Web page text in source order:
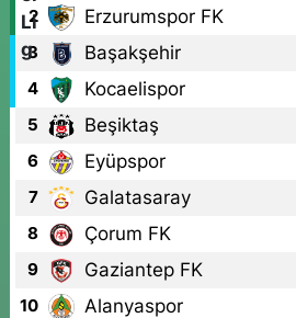
2 Erzurumspor FK
3 Başakşehir
4 Kocaelispor
5 Beşiktaş
6 Eyüpspor
7 Galatasaray
8 Çorum FK
9 Gaziantep FK
10 Alanyaspor